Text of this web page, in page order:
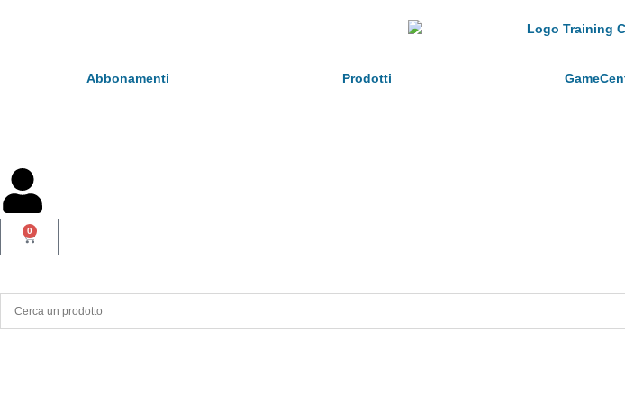
Abbonamenti Prodotti
0